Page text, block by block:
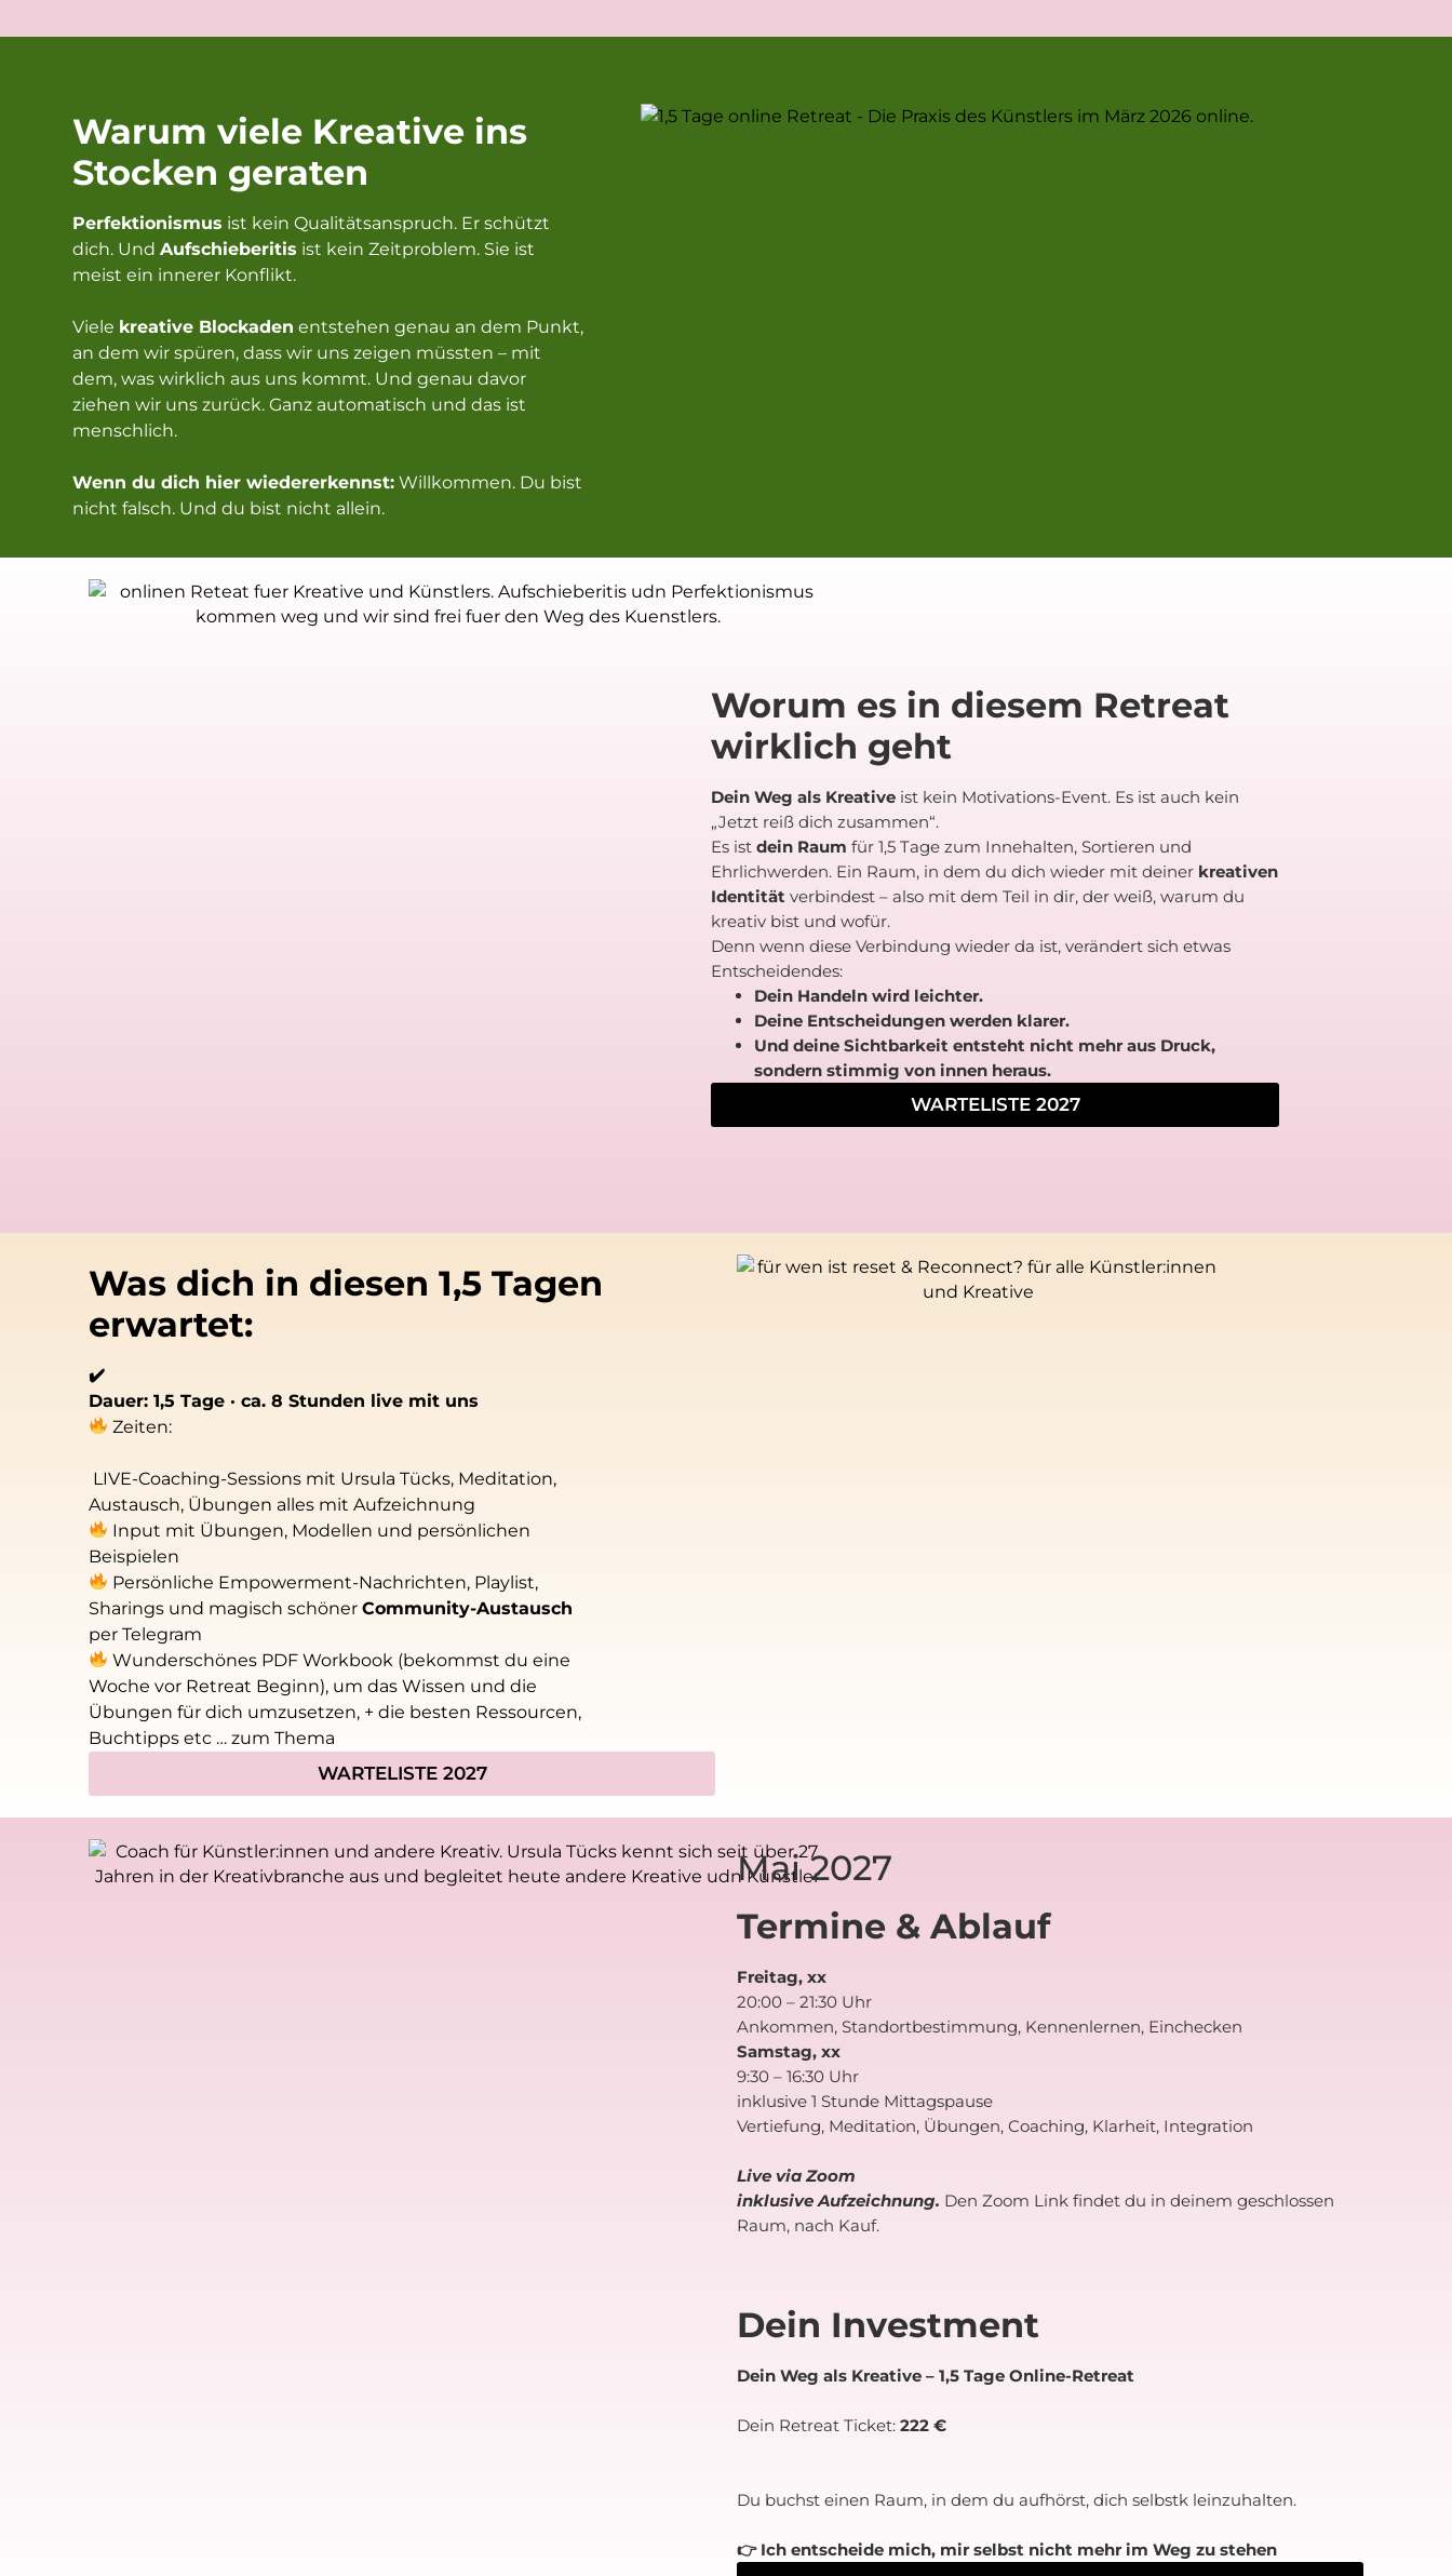
Warum viele Kreative ins
Stocken geraten
Perfektionismus ist kein Qualitätsanspruch. Er schützt
dich. UndAufschieberitis ist kein Zeitproblem. Sie ist
meist ein innerer Konflikt.
Viele kreative Blockaden entstehen genau an dem Punkt,
an dem wir spüren, dass wir uns zeigen müssten – mit
dem, was wirklich aus uns kommt. Und genau davor
ziehen wir uns zurück. Ganz automatisch und das ist
menschlich.
Wenn du dich hier wiedererkennst: Willkommen. Du bist
nicht falsch. Und du bist nicht allein.
Worum es in diesem Retreat
wirklich geht
Dein Weg als Kreative ist kein Motivations-Event. Es ist auch kein
„Jetzt reiß dich zusammen“.
Es ist dein Raum für 1,5 Tage zum Innehalten, Sortieren und
Ehrlichwerden. Ein Raum, in dem du dich wieder mit deiner kreativen
Identität verbindest – also mit dem Teil in dir, der weiß, warum du
kreativ bist und wofür.
Denn wenn diese Verbindung wieder da ist, verändert sich etwas
Entscheidendes:
Dein Handeln wird leichter.
Deine Entscheidungen werden klarer.
Und deine Sichtbarkeit entsteht nicht mehr aus Druck,
sondern stimmig von innen heraus.
WARTELISTE 2027
Was dich in diesen 1,5 Tagen
erwartet:
✔️
Dauer: 1,5 Tage · ca. 8 Stunden live mit uns
Zeiten:
LIVE-Coaching-Sessions mit Ursula Tücks, Meditation,
Austausch, Übungen alles mit Aufzeichnung
Input mit Übungen, Modellen und persönlichen
Beispielen
Persönliche Empowerment-Nachrichten, Playlist,
Sharings und magisch schöner Community-Austausch
per Telegram
Wunderschönes PDF Workbook (bekommst du eine
Woche vor Retreat Beginn), um das Wissen und die
Übungen für dich umzusetzen, + die besten Ressourcen,
Buchtipps etc … zum Thema
WARTELISTE 2027
Mai 2027
Termine & Ablauf
Freitag, xx
20:00 – 21:30 Uhr
Ankommen, Standortbestimmung, Kennenlernen, Einchecken
Samstag, xx
9:30 – 16:30 Uhr
inklusive 1 Stunde Mittagspause
Vertiefung, Meditation, Übungen, Coaching, Klarheit, Integration
Live via Zoom
inklusive Aufzeichnung. Den Zoom Link findet du in deinem geschlossen
Raum, nach Kauf.
Dein Investment
Dein Weg als Kreative – 1,5 Tage Online-Retreat
Dein Retreat Ticket: 222 €
Du buchst einen Raum, in dem du aufhörst, dich selbstk leinzuhalten.
👉 Ich entscheide mich, mir selbst nicht mehr im Weg zu stehen